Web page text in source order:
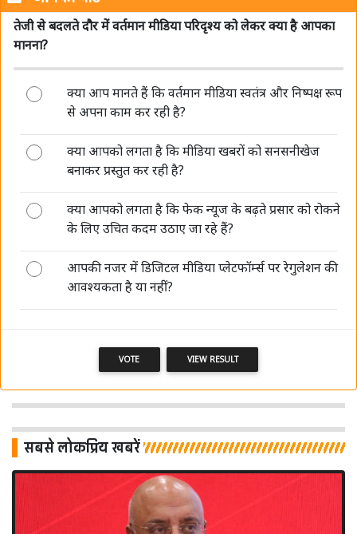
मीडिया की जवाबदेही सिर्फ जनता के प्रति है, किसी सत्ता या विपक्ष
के प्रति नहीं: रंजीत कुमार
मीडिया की साख बचानी है तो पहले खुद अपने पेशे का सम्मान करें:
आलोक मेहता
अमिश देवगन ने 'नेटवर्क18' को सौंपा इस्तीफा, कई विकल्पों पर कर
रहे मंथन
तेजी से बदलते दौर में वर्तमान मीडिया परिदृश्य को लेकर क्या है आपका
मानना?
क्या आप मानते हैं कि वर्तमान मीडिया स्वतंत्र और निष्पक्ष रूप
से अपना काम कर रही है?
क्या आपको लगता है कि मीडिया खबरों को सनसनीखेज
बनाकर प्रस्तुत कर रही है?
क्या आपको लगता है कि फेक न्यूज के बढ़ते प्रसार को रोकने
के लिए उचित कदम उठाए जा रहे हैं?
आपकी नजर में डिजिटल मीडिया प्लेटफॉर्म्स पर रेगुलेशन की
आवश्यकता है या नहीं?
VOTE VIEW RESULT
सबसे लोकप्रिय खबरें